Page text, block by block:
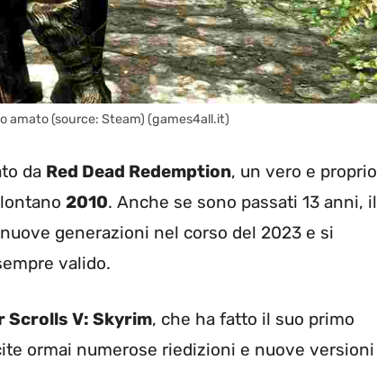
amato (source: Steam) (games4all.it)
da Red Dead Redemption, un vero e proprio
2010. Anche se sono passati 13 anni, il
generazioni nel corso del 2023 e si
valido.
Scrolls V: Skyrim, che ha fatto il suo primo
ormai numerose riedizioni e nuove versioni